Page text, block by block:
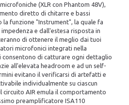
(XLR con Phantom 48V),
diretto di chitarre e bassi
funzione "Instrument", la quale fa
e dall'estesa risposta in
di ottenere il meglio dai tuoi
microfonici integrati nella
consentono di catturare ogni dettaglio
all'elevata headroom e ad un self-
evitano il verificarsi di artefatti e
individualmente su ciascun
circuito AIR emula il comportamento
preamplificatore ISA110